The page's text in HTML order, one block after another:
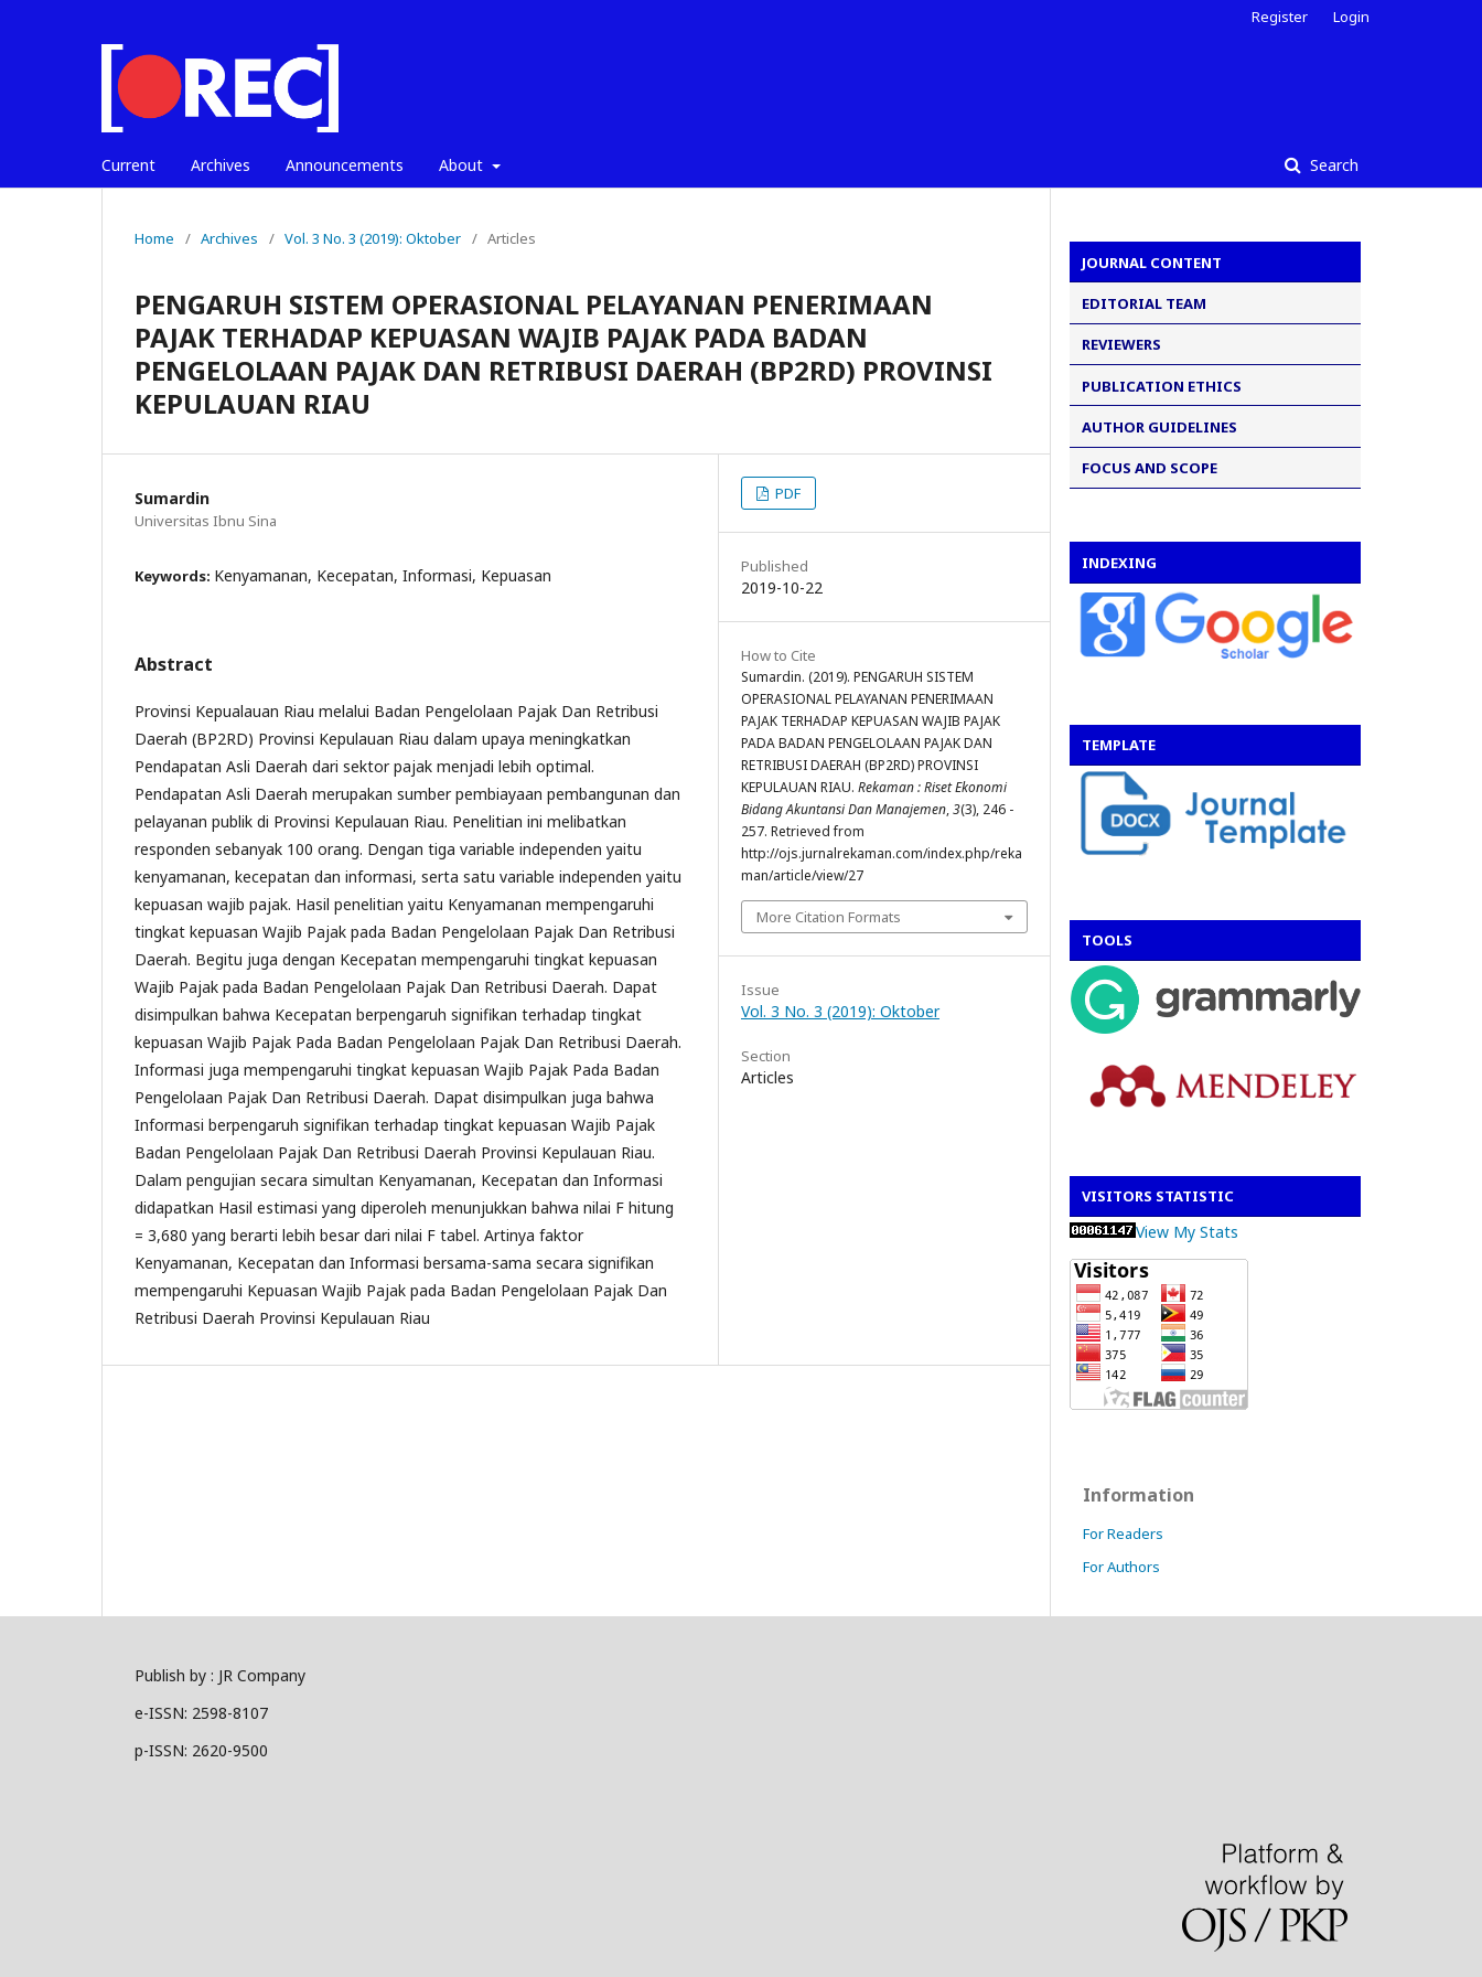
Current Archives Announcements About Search
Register Login
Home / Archives / Vol. 3 No. 3 (2019): Oktober / Articles
PENGARUH SISTEM OPERASIONAL PELAYANAN PENERIMAAN
PAJAK TERHADAP KEPUASAN WAJIB PAJAK PADA BADAN
PENGELOLAAN PAJAK DAN RETRIBUSI DAERAH (BP2RD) PROVINSI
KEPULAUAN RIAU
Sumardin
Universitas Ibnu Sina
Keywords: Kenyamanan, Kecepatan, Informasi, Kepuasan
Abstract
Provinsi Kepualauan Riau melalui Badan Pengelolaan Pajak Dan Retribusi
Daerah (BP2RD) Provinsi Kepulauan Riau dalam upaya meningkatkan
Pendapatan Asli Daerah dari sektor pajak menjadi lebih optimal.
Pendapatan Asli Daerah merupakan sumber pembiayaan pembangunan dan
pelayanan publik di Provinsi Kepulauan Riau. Penelitian ini melibatkan
responden sebanyak 100 orang. Dengan tiga variable independen yaitu
kenyamanan, kecepatan dan informasi, serta satu variable independen yaitu
kepuasan wajib pajak. Hasil penelitian yaitu Kenyamanan mempengaruhi
tingkat kepuasan Wajib Pajak pada Badan Pengelolaan Pajak Dan Retribusi
Daerah. Begitu juga dengan Kecepatan mempengaruhi tingkat kepuasan
Wajib Pajak pada Badan Pengelolaan Pajak Dan Retribusi Daerah. Dapat
disimpulkan bahwa Kecepatan berpengaruh signifikan terhadap tingkat
kepuasan Wajib Pajak Pada Badan Pengelolaan Pajak Dan Retribusi Daerah.
Informasi juga mempengaruhi tingkat kepuasan Wajib Pajak Pada Badan
Pengelolaan Pajak Dan Retribusi Daerah. Dapat disimpulkan juga bahwa
Informasi berpengaruh signifikan terhadap tingkat kepuasan Wajib Pajak
Badan Pengelolaan Pajak Dan Retribusi Daerah Provinsi Kepulauan Riau.
Dalam pengujian secara simultan Kenyamanan, Kecepatan dan Informasi
didapatkan Hasil estimasi yang diperoleh menunjukkan bahwa nilai F hitung
= 3,680 yang berarti lebih besar dari nilai F tabel. Artinya faktor
Kenyamanan, Kecepatan dan Informasi bersama-sama secara signifikan
mempengaruhi Kepuasan Wajib Pajak pada Badan Pengelolaan Pajak Dan
Retribusi Daerah Provinsi Kepulauan Riau
PDF
Published
2019-10-22
How to Cite
Sumardin. (2019). PENGARUH SISTEM
OPERASIONAL PELAYANAN PENERIMAAN
PAJAK TERHADAP KEPUASAN WAJIB PAJAK
PADA BADAN PENGELOLAAN PAJAK DAN
RETRIBUSI DAERAH (BP2RD) PROVINSI
KEPULAUAN RIAU. Rekaman : Riset Ekonomi
Bidang Akuntansi Dan Manajemen,3(3), 246 -
257. Retrieved from
http://ojs.jurnalrekaman.com/index.php/reka
man/article/view/27
More Citation Formats
Issue
Vol. 3 No. 3 (2019): Oktober
Section
Articles
JOURNAL CONTENT
EDITORIAL TEAM
REVIEWERS
PUBLICATION ETHICS
AUTHOR GUIDELINES
FOCUS AND SCOPE
INDEXING
TEMPLATE
TOOLS
VISITORS STATISTIC
View My Stats
Information
For Readers
For Authors
Publish by : JR Company
e-ISSN: 2598-8107
p-ISSN: 2620-9500